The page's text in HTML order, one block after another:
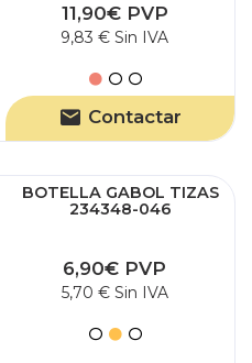
11,90€ PVP
9,83 € Sin IVA
Contactar
BOTELLA GABOL TIZAS
234348-046
6,90€ PVP
5,70 € Sin IVA